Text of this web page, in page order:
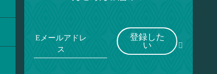
Eメールアドレ
ス
登録した
い